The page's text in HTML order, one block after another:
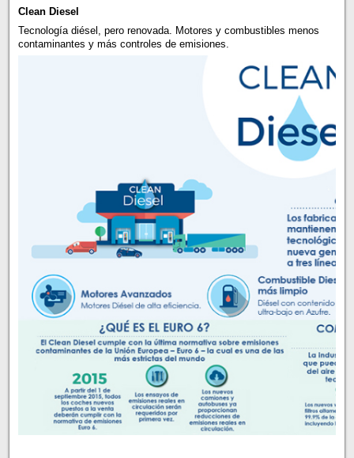
Clean Diesel
Tecnología diésel, pero renovada. Motores y combustibles menos
contaminantes y más controles de emisiones.